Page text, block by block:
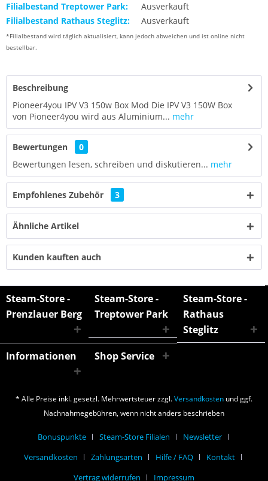
Filialbestand Treptower Park:
Ausverkauft
Filialbestand Rathaus Steglitz:
Ausverkauft
*Filialbestand wird täglich aktualisiert, kann jedoch abweichen und ist online nicht
bestellbar.
Beschreibung
Pioneer4you IPV V3 150w Box Mod Die IPV V3 150W Box
von Pioneer4you wird aus Aluminium... mehr
Bewertungen
0
Bewertungen lesen, schreiben und diskutieren... mehr
Empfohlenes Zubehör 3
Ähnliche Artikel
Kunden kauften auch
Steam-Store -
Prenzlauer Berg
Steam-Store -
Treptower Park
Steam-Store -
Rathaus
Steglitz
Informationen
Shop Service
* Alle Preise inkl. gesetzl. Mehrwertsteuer zzgl.Versandkosten und ggf.
Nachnahmegebühren, wenn nicht anders beschrieben
Bonuspunkte Steam-Store Filialen
Newsletter
Versandkosten
Zahlungsarten Hilfe / FAQ
Kontakt
Vertrag widerrufen
Impressum